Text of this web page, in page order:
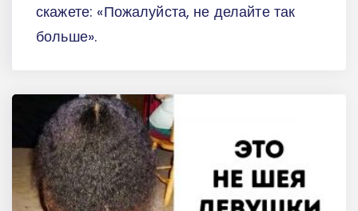
скажете: «Пожалуйста, не делайте так
больше».